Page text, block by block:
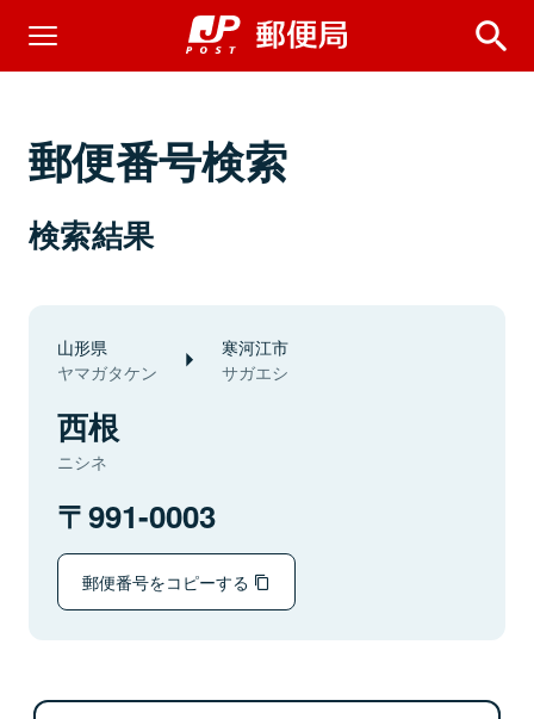
郵便番号検索
検索結果
山形県
ヤマガタケン
寒河江市
サガエシ
西根
ニシネ
991-0003
郵便番号をコピーする